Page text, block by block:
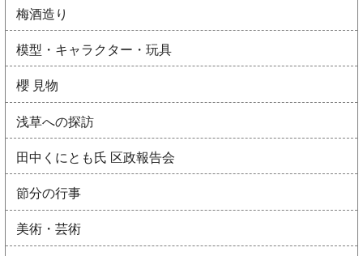
梅酒造り
模型・キャラクター・玩具
櫻 見物
浅草への探訪
田中くにとも氏 区政報告会
節分の行事
美術・芸術